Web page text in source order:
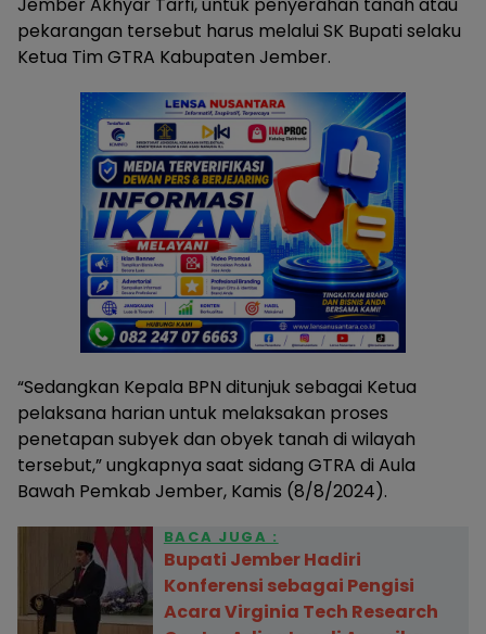
pekarangan tersebut harus melalui SK Bupati selaku
Ketua Tim GTRA Kabupaten Jember.
“Sedangkan Kepala BPN ditunjuk sebagai Ketua
pelaksana harian untuk melaksakan proses
penetapan subyek dan obyek tanah di wilayah
tersebut,” ungkapnya saat sidang GTRA di Aula
Bawah Pemkab Jember, Kamis (8/8/2024).
BACA JUGA :
Bupati Jember Hadiri
Konferensi sebagai Pengisi
Acara Virginia Tech Research